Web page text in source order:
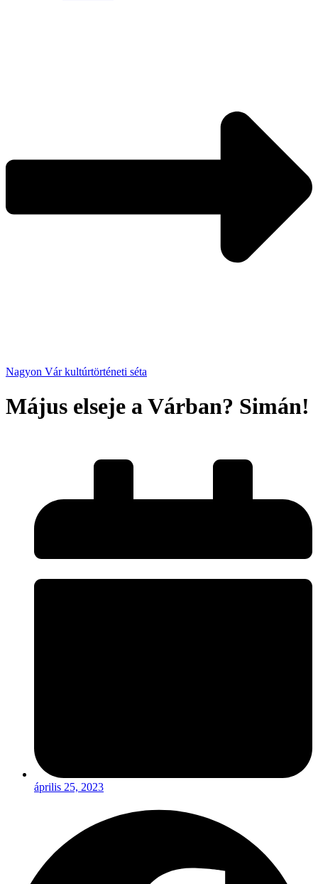
Nagyon Vár kultúrtörténeti séta
Május elseje a Várban? Simán!
április 25, 2023